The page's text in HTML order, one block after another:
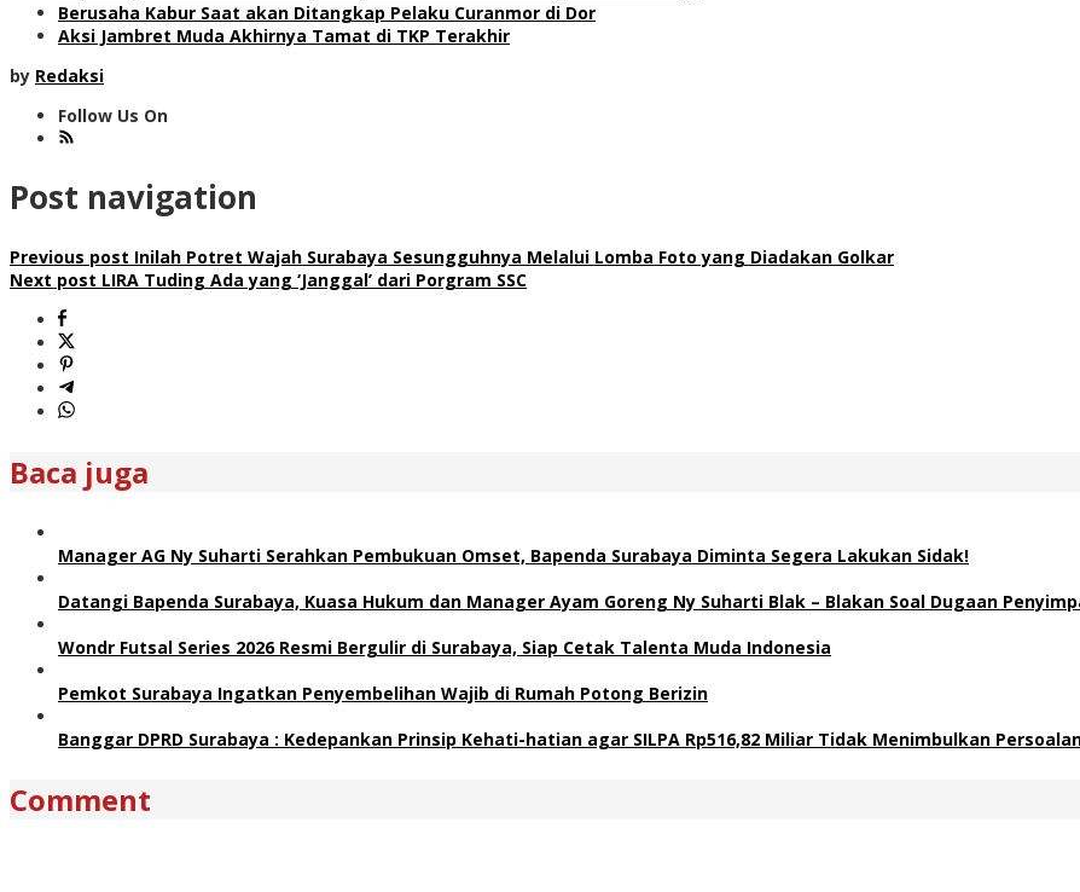
Berusaha Kabur Saat akan Ditangkap Pelaku Curanmor di Dor
Aksi Jambret Muda Akhirnya Tamat di TKP Terakhir
by Redaksi
Follow Us On
Post navigation
Previous post Inilah Potret Wajah Surabaya Sesungguhnya Melalui Lomba Foto yang Diadakan Golkar
Next post LIRA Tuding Ada yang ‘Janggal’ dari Porgram SSC
Baca juga
Manager AG Ny Suharti Serahkan Pembukuan Omset, Bapenda Surabaya Diminta Segera Lakukan Sidak!
Datangi Bapenda Surabaya, Kuasa Hukum dan Manager Ayam Goreng Ny Suharti Blak – Blakan Soal Dugaan
Wondr Futsal Series 2026 Resmi Bergulir di Surabaya, Siap Cetak Talenta Muda Indonesia
Pemkot Surabaya Ingatkan Penyembelihan Wajib di Rumah Potong Berizin
Banggar DPRD Surabaya : Kedepankan Prinsip Kehati-hatian agar SILPA Rp516,82 Miliar Tidak Menimbulkan
Comment